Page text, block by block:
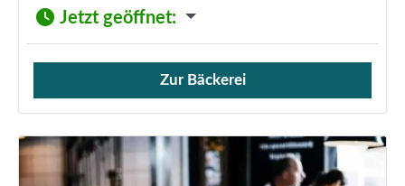
Jetzt geöffnet:
Verkauf von Brötchen,
Zur Bäckerei